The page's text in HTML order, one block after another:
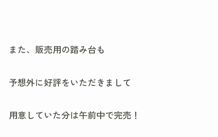
また、販売用の踏み台も
予想外に好評をいただきまして
用意していた分は午前中で完売！